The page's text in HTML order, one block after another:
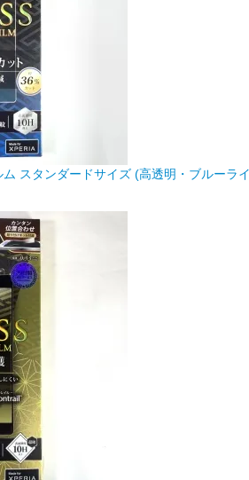
ム スタンダードサイズ (高透明・ブルーラ